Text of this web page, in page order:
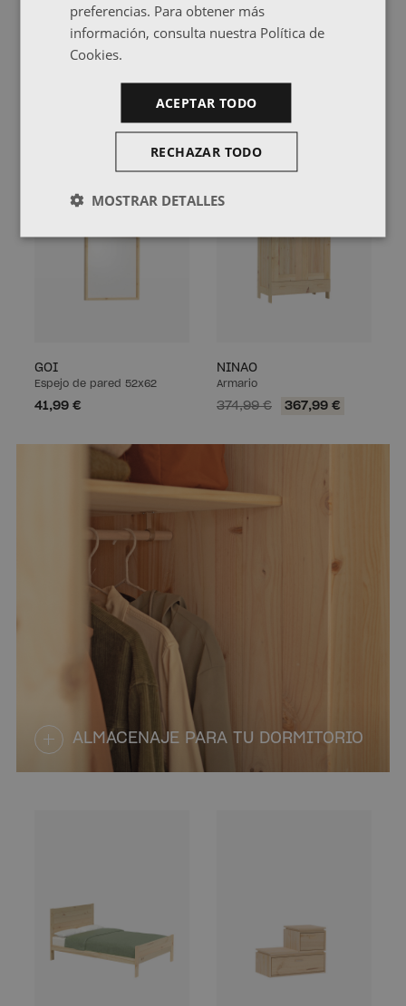
NINAO
165,99 €
GOI
Espejo de pared 52x62
41,99 €
OFERTA
NINAO
Armario
374,99 € 367,99 €
ALMACENAJE PARA TU DORMITORIO
preferencias. Para obtener más
información, consulta nuestra Política de
Cookies.
ACEPTAR TODO
RECHAZAR TODO
MOSTRAR DETALLES